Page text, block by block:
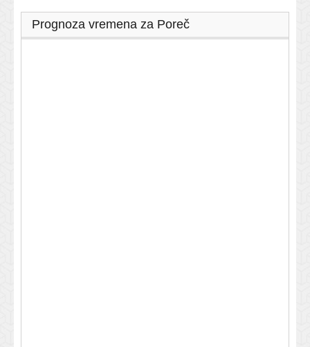
Prognoza vremena za Poreč